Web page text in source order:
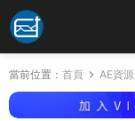
當前位置： 首頁 AE資源